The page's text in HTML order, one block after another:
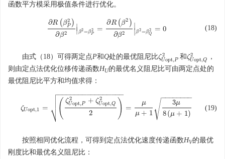
函数平方模采用极值条件进行优化。
∂R ( β2
P )
∂β2
∣∣ β2=β2
P
=
∂R ( β2 )
∂β2 ∣β2=β2
Q
= 0
∂R(βP2)∂β 2|β 2= P2 =∂R(β2)∂β2|β 2= βQ 2= (18)
由式（18）可得两定点P和Q处的最优阻尼比ζ2
Uopt,P
ζUop ,P2
和ζ2
Uopt,Q
ζUop t,Q 2，
则由定点法优化位移传递函数HU的最优名义阻尼比可由两定点处的
最优阻尼比平方和均值求得：
ζUopt,1 = ( ζ2
Uopt,P + ζ2
Uopt,Q
2 )
− −
−−−−−−−−−−−−−−

⎷

 =
μ
μ + 1
3μ
8(μ + 1)
− −
−−−−−−
√
ζ Uop t = (ζUopt,P2+ζUopt,Q 2 2)= μμ+13μ 8 (μ+1) (19)
按照相同优化流程，可得到定点法优化速度传递函数HV的最优
刚度比和最优名义阻尼比：